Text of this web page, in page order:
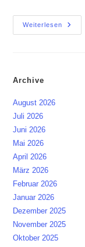
Weiterlesen
Linux
|
Archive
August 2026
Juli 2026
Juni 2026
Mai 2026
April 2026
März 2026
Februar 2026
Januar 2026
Dezember 2025
November 2025
Oktober 2025